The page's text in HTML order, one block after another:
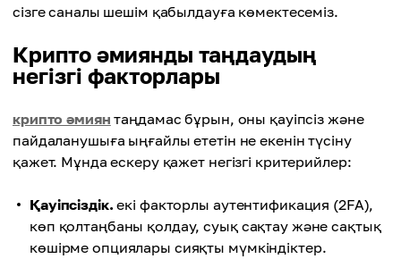
сізге саналы шешім қабылдауға көмектесеміз.
Крипто әмиянды таңдаудың
негізгі факторлары
крипто әмиян таңдамас бұрын, оны қауіпсіз және
пайдаланушыға ыңғайлы ететін не екенін түсіну
қажет. Мұнда ескеру қажет негізгі критерийлер:
Қауіпсіздік. екі факторлы аутентификация (2FA),
көп қолтаңбаны қолдау, суық сақтау және сақтық
көшірме опциялары сияқты мүмкіндіктер.